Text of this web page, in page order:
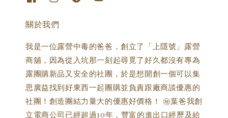
關於我們
我是一位露營中毒的爸爸，創立了「上隱號」露營
商舖，因為從入坑那一刻起尋覓了好久都沒有專為
露團購新品又安全的社團，於是想開創一個可以集
思廣益找到好東西一起團購並負責跟廠商談優惠的
社團！創造團結力量大的優惠好價格！ ㊙️葉爸我創
立電商公司已經超過10年，豐富的進出口經歷及給